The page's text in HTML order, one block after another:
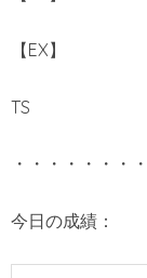
【EX】
TS
・・・・・・・
今日の成績：